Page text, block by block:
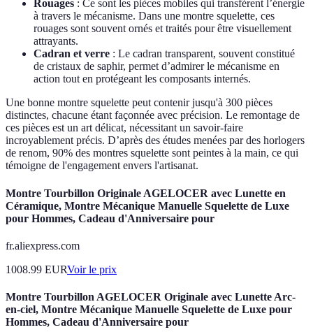
Rouages : Ce sont les pièces mobiles qui transférent l’énergie
à travers le mécanisme. Dans une montre squelette, ces
rouages sont souvent ornés et traités pour être visuellement
attrayants.
Cadran et verre : Le cadran transparent, souvent constitué
de cristaux de saphir, permet d’admirer le mécanisme en
action tout en protégeant les composants internés.
Une bonne montre squelette peut contenir jusqu'à 300 pièces
distinctes, chacune étant façonnée avec précision. Le remontage de
ces pièces est un art délicat, nécessitant un savoir-faire
incroyablement précis. D’après des études menées par des horlogers
de renom, 90% des montres squelette sont peintes à la main, ce qui
témoigne de l'engagement envers l'artisanat.
Montre Tourbillon Originale AGELOCER avec Lunette en
Céramique, Montre Mécanique Manuelle Squelette de Luxe
pour Hommes, Cadeau d'Anniversaire pour
fr.aliexpress.com
1008.99 EURVoir le prix
Montre Tourbillon AGELOCER Originale avec Lunette Arc-
en-ciel, Montre Mécanique Manuelle Squelette de Luxe pour
Hommes, Cadeau d'Anniversaire pour